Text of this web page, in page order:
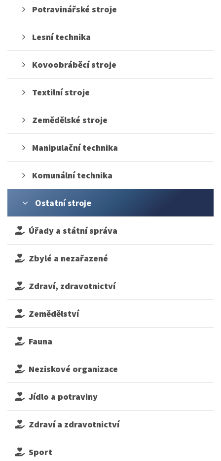
Potravinářské stroje
Lesní technika
Kovoobráběcí stroje
Textilní stroje
Zemědělské stroje
Manipulační technika
Komunální technika
Ostatní stroje
Úřady a státní správa
Zbylé a nezařazené
Zdraví, zdravotnictví
Zemědělství
Fauna
Neziskové organizace
Jídlo a potraviny
Zdraví a zdravotnictví
Sport